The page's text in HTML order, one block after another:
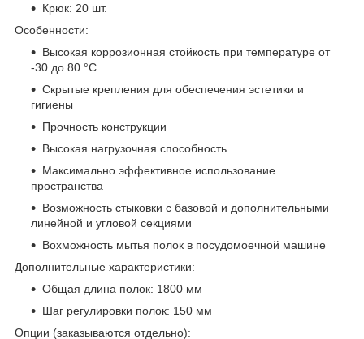
Крюк: 20 шт.
Особенности:
Высокая коррозионная стойкость при температуре от
-30 до 80 °С
Скрытые крепления для обеспечения эстетики и
гигиены
Прочность конструкции
Высокая нагрузочная способность
Максимально эффективное использование
пространства
Возможность стыковки с базовой и дополнительными
линейной и угловой секциями
Вохможность мытья полок в посудомоечной машине
Дополнительные характеристики:
Общая длина полок: 1800 мм
Шаг регулировки полок: 150 мм
Опции (заказываются отдельно):